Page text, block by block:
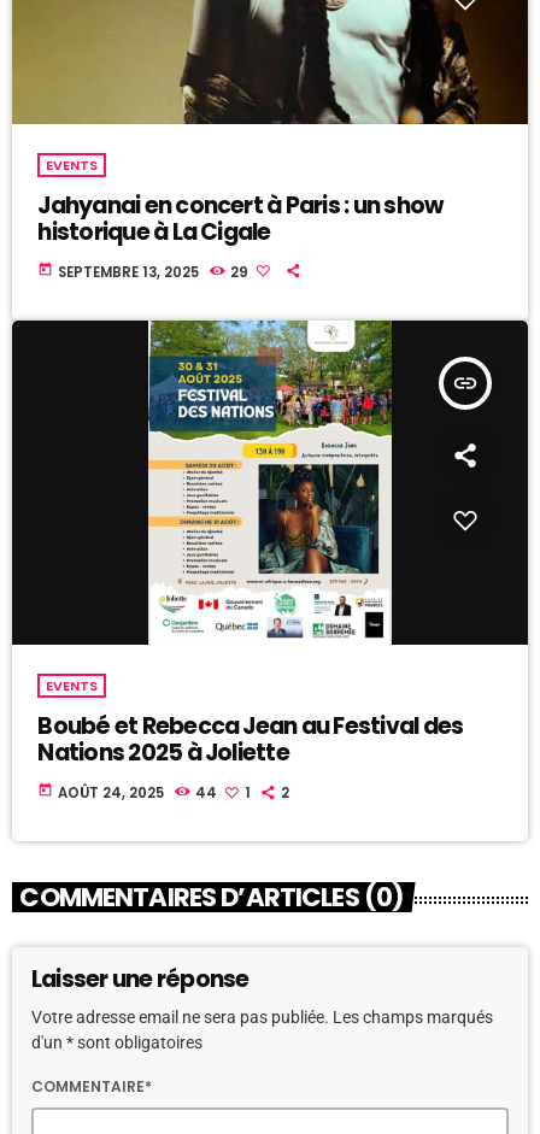
EVENTS
Jahyanai en concert à Paris : un show
historique à La Cigale
today SEPTEMBRE 13, 2025 29
insert_link
EVENTS
Boubé et Rebecca Jean au Festival des
Nations 2025 à Joliette
today AOÛT 24, 2025 44 1 2
COMMENTAIRES D’ARTICLES (0)
Laisser une réponse
Votre adresse email ne sera pas publiée. Les champs marqués
d'un * sont obligatoires
COMMENTAIRE*